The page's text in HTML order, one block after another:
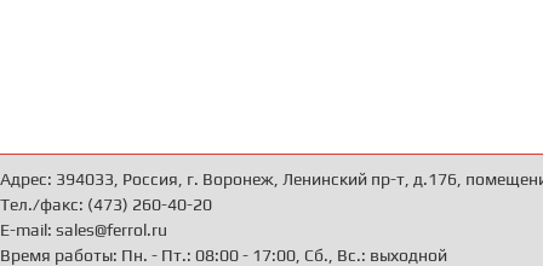
Адрес: 394033, Россия, г. Воронеж, Ленинский пр-т, д.176,
Тел./факс: (473) 260-40-20
E-mail: sales@ferrol.ru
Время работы: Пн. - Пт.: 08:00 - 17:00, Сб., Вс.: выходной